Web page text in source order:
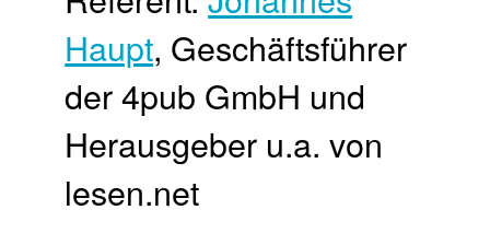
Haupt, Geschäftsführer
der 4pub GmbH und
Herausgeber u.a. von
lesen.net